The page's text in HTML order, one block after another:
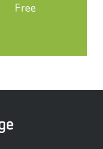
Free